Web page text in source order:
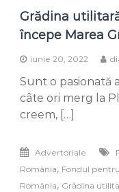
Grădina
începe Marea
iunie 20, 2022
Sunt o pasionată
câte ori merg la
creem, […]
Advertoriale
România, Fondul
România, Grădina